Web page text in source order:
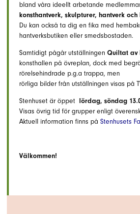
bland våra ideellt arbetande
konsthantverk, skulpturer, hantverk och
Du kan också ta dig en fika med
hantverksbutiken eller smedsbostaden.
Samtidigt pågår utställningen Quiltat av
konsthallen på övreplan, dock med
rörelsehindrade p.g.a trappa, men
rörliga bilder från utställningen visas på
Stenhuset är öppet lördag, söndag
Visas övrig tid för grupper enligt
Aktuell information finns på Stenhusets
Välkommen!